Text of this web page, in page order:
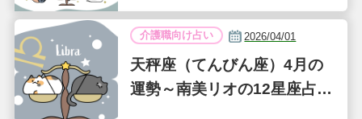
介護職向け占い 2026/04/01
天秤座（てんびん座）4月の
運勢～南美リオの12星座占い